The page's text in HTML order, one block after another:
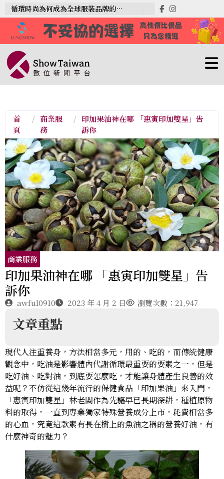
循環時尚為何成為全球服裝品牌的重要方向？
首
頁
/ 商業服
務
/ 印加果油神在哪 「惠寅印加雙星」告
訴你
商業服務
印加果油神在哪 「惠寅印加雙星」告
訴你
awful0910 2023 年 4 月 2 日 瀏覽次數：21,947
文章重點
現代人注重養身，方法相當多元，用的、吃的，而傳統健康
觀念中，吃油是影響體內代謝循環最重要的要素之一，但是
吃好油、吃對油，到底要怎麼吃，才能讓身體產生良善的效
益呢？不仿從這幾年流行的保健食品「印加果油」來入門，
「惠寅印加雙星」林老闆作為先驅早已長期深耕，種植原物
料的取得，一直到專業獨家特殊營養成分上市，耗費相當多
的心血，究竟這款素有長在樹上的魚油之稱的營養好油，有
什麼神奇的魅力？